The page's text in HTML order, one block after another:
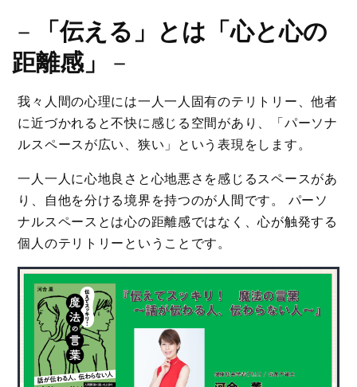
－
「伝える」とは「心と心の
距離感」
－
我々人間の心理には一人一人固有のテリトリー、他者
に近づかれると不快に感じる空間があり、「パーソナ
ルスペースが広い、狭い」という表現をします。
一人一人に心地良さと心地悪さを感じるスペースがあ
り、自他を分ける境界を持つのが人間です。 パーソ
ナルスペースとは心の距離感ではなく、心が触発する
個人のテリトリーということです。